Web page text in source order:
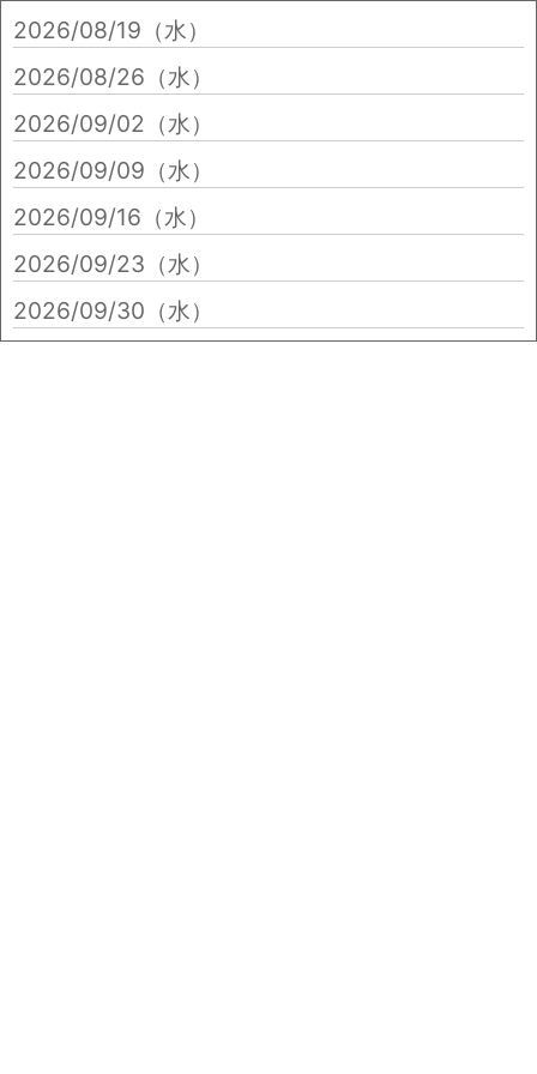
2026/08/19（水）
2026/08/26（水）
2026/09/02（水）
2026/09/09（水）
2026/09/16（水）
2026/09/23（水）
2026/09/30（水）